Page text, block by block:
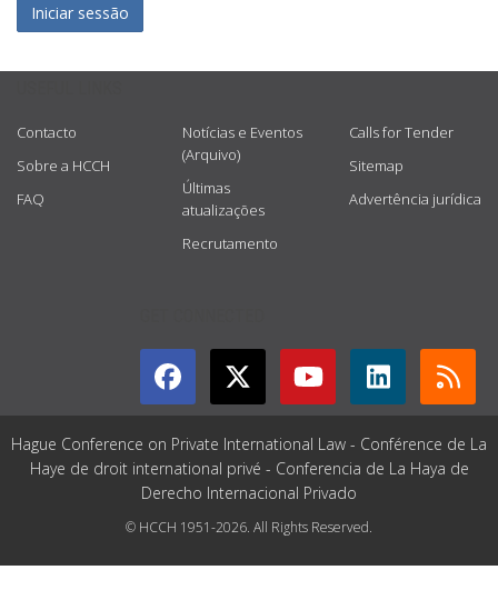
Iniciar sessão
Contacto
Sobre a HCCH
FAQ
Notícias e Eventos
(Arquivo)
Últimas
atualizações
Recrutamento
Calls for Tender
Sitemap
Advertência jurídica
Hague Conference on Private International Law - Conférence de La
Haye de droit international privé - Conferencia de La Haya de
Derecho Internacional Privado
© HCCH 1951-2026. All Rights Reserved.